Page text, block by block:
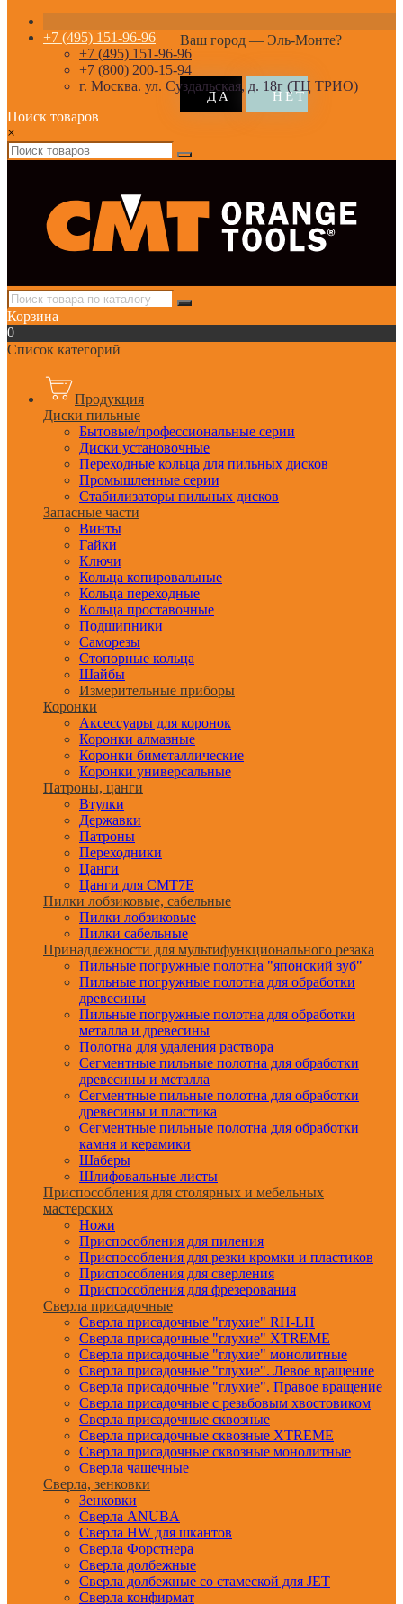
Ваш город — Эль-Монте?
+7 (495) 151-96-96
+7 (495) 151-96-96
+7 (800) 200-15-94
г. Москва. ул. Суздальская, д. 18г (ТЦ ТРИО)
Поиск товаров
×
Корзина
0
Список категорий
Продукция
Диски пильные
Бытовые/профессиональные серии
Диски установочные
Переходные кольца для пильных дисков
Промышленные серии
Стабилизаторы пильных дисков
Запасные части
Винты
Гайки
Ключи
Кольца копировальные
Кольца переходные
Кольца проставочные
Подшипники
Саморезы
Стопорные кольца
Шайбы
Измерительные приборы
Коронки
Аксессуары для коронок
Коронки алмазные
Коронки биметаллические
Коронки универсальные
Патроны, цанги
Втулки
Державки
Патроны
Переходники
Цанги
Цанги для CMT7E
Пилки лобзиковые, сабельные
Пилки лобзиковые
Пилки сабельные
Принадлежности для мультифункционального резака
Пильные погружные полотна "японский зуб"
Пильные погружные полотна для обработки
древесины
Пильные погружные полотна для обработки
металла и древесины
Полотна для удаления раствора
Сегментные пильные полотна для обработки
древесины и металла
Сегментные пильные полотна для обработки
древесины и пластика
Сегментные пильные полотна для обработки
камня и керамики
Шаберы
Шлифовальные листы
Приспособления для столярных и мебельных
мастерских
Ножи
Приспособления для пиления
Приспособления для резки кромки и пластиков
Приспособления для сверления
Приспособления для фрезерования
Сверла присадочные
Сверла присадочные "глухие" RH-LH
Сверла присадочные "глухие" XTREME
Сверла присадочные "глухие" монолитные
Сверла присадочные "глухие". Левое вращение
Сверла присадочные "глухие". Правое вращение
Сверла присадочные с резьбовым хвостовиком
Сверла присадочные сквозные
Сверла присадочные сквозные XTREME
Сверла присадочные сквозные монолитные
Сверла чашечные
Сверла, зенковки
Зенковки
Сверла ANUBA
Сверла HW для шкантов
Сверла Форстнера
Сверла долбежные
Сверла долбежные со стамеской для JET
Сверла конфирмат